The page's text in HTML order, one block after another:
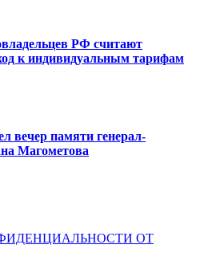
РФ считают
к индивидуальным тарифам
вечер памяти генерал-
Магометова
ОТ